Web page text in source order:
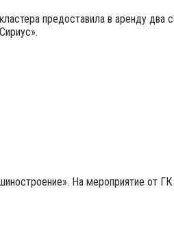
предоставила в аренду два
На мероприятие от